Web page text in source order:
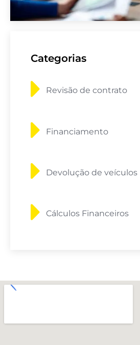
Categorias
Revisão de contrato
Financiamento
Devolução de veículos
Cálculos Financeiros